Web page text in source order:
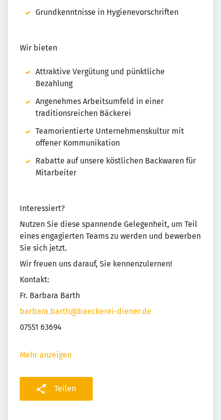
Grundkenntnisse in Hygienevorschriften
Wir bieten
Attraktive Vergütung und pünktliche
Bezahlung
Angenehmes Arbeitsumfeld in einer
traditionsreichen Bäckerei
Teamorientierte Unternehmenskultur mit
offener Kommunikation
Rabatte auf unsere köstlichen Backwaren für
Mitarbeiter
Interessiert?
Nutzen Sie diese spannende Gelegenheit, um Teil
eines engagierten Teams zu werden und bewerben
Sie sich jetzt.
Wir freuen uns darauf, Sie kennenzulernen!
Kontakt:
Fr. Barbara Barth
barbara.barth@baeckerei-diener.de
07551 63694
Mehr anzeigen
Teilen